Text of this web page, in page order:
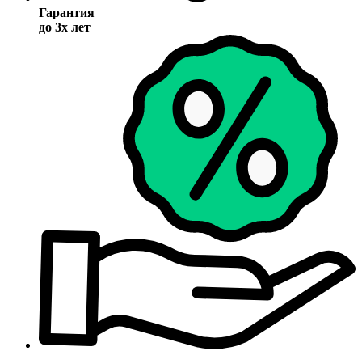
Гарантия
до 3х лет